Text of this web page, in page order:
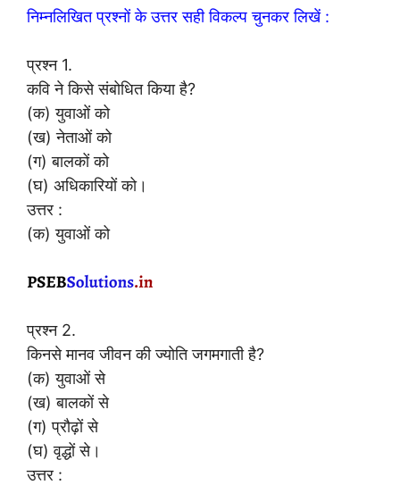
निम्नलिखित प्रश्नों के उत्तर सही विकल्प चुनकर लिखें :
प्रश्न 1.
कवि ने किसे संबोधित किया है?
(क) युवाओं को
(ख) नेताओं को
(ग) बालकों को
(घ) अधिकारियों को।
उत्तर :
(क) युवाओं को
प्रश्न 2.
किनसे मानव जीवन की ज्योति जगमगाती है?
(क) युवाओं से
(ख) बालकों से
(ग) प्रौढ़ों से
(घ) वृद्धों से।
उत्तर :